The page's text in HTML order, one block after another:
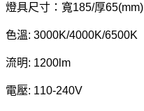
燈具尺寸：寬185/厚65(mm)
色溫: 3000K/4000K/6500K
流明: 1200lm
電壓: 110-240V